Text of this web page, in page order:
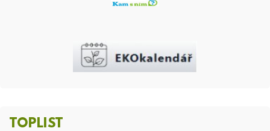
TOPLIST